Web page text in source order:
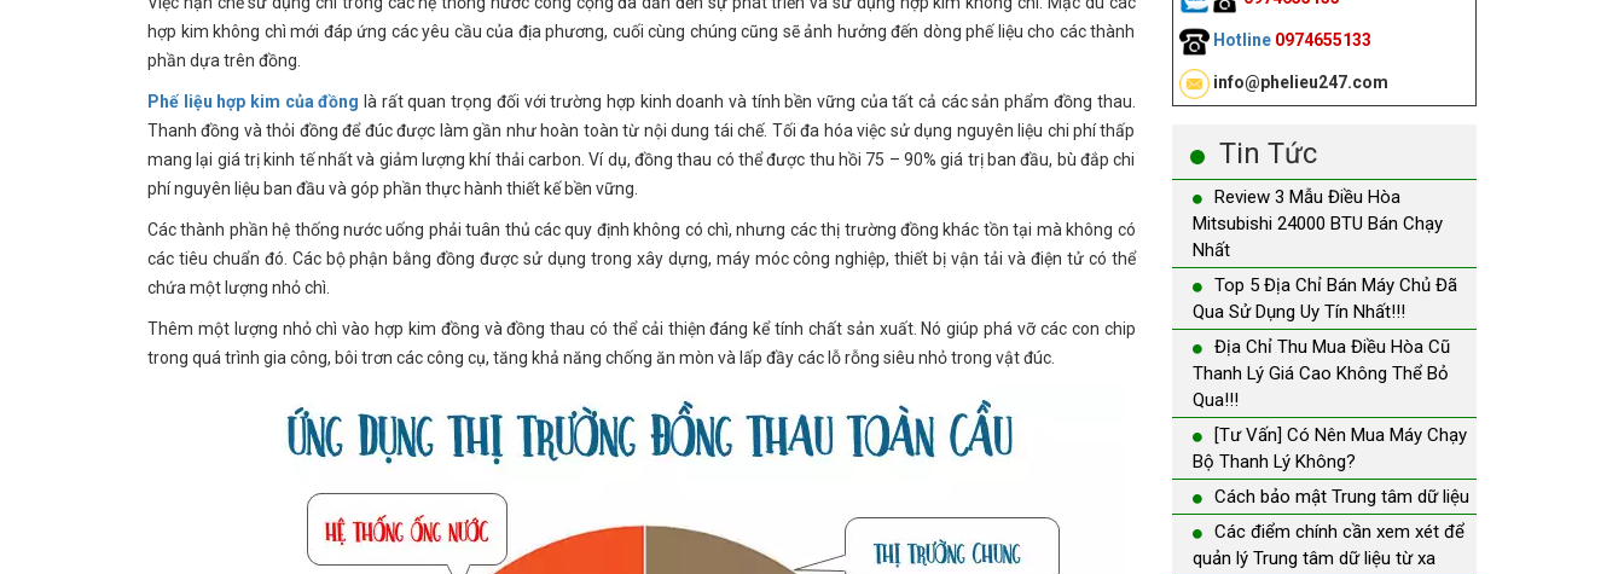
hợp kim không chì mới đáp ứng các yêu cầu của địa phương, cuối cùng chúng cũng sẽ ảnh hưởng đến dòng phế liệu cho các thành
phần dựa trên đồng.
Phế liệu hợp kim của đồng là rất quan trọng đối với trường hợp kinh doanh và tính bền vững của tất cả các sản phẩm đồng thau.
Thanh đồng và thỏi đồng để đúc được làm gần như hoàn toàn từ nội dung tái chế. Tối đa hóa việc sử dụng nguyên liệu chi phí thấp
mang lại giá trị kinh tế nhất và giảm lượng khí thải carbon. Ví dụ, đồng thau có thể được thu hồi 75 – 90% giá trị ban đầu, bù đắp chi
phí nguyên liệu ban đầu và góp phần thực hành thiết kế bền vững.
Các thành phần hệ thống nước uống phải tuân thủ các quy định không có chì, nhưng các thị trường đồng khác tồn tại mà không có
các tiêu chuẩn đó. Các bộ phận bằng đồng được sử dụng trong xây dựng, máy móc công nghiệp, thiết bị vận tải và điện tử có thể
chứa một lượng nhỏ chì.
Thêm một lượng nhỏ chì vào hợp kim đồng và đồng thau có thể cải thiện đáng kể tính chất sản xuất. Nó giúp phá vỡ các con chip
trong quá trình gia công, bôi trơn các công cụ, tăng khả năng chống ăn mòn và lấp đầy các lỗ rỗng siêu nhỏ trong vật đúc.
Hotline 0974655133
info@phelieu247.com
Tin Tức
Review 3 Mẫu Điều Hòa
Mitsubishi 24000 BTU Bán Chạy
Nhất
Top 5 Địa Chỉ Bán Máy Chủ Đã
Qua Sử Dụng Uy Tín Nhất!!!
Địa Chỉ Thu Mua Điều Hòa Cũ
Thanh Lý Giá Cao Không Thể Bỏ
Qua!!!
[Tư Vấn] Có Nên Mua Máy Chạy
Bộ Thanh Lý Không?
Cách bảo mật Trung tâm dữ liệu
Các điểm chính cần xem xét để
quản lý Trung tâm dữ liệu từ xa